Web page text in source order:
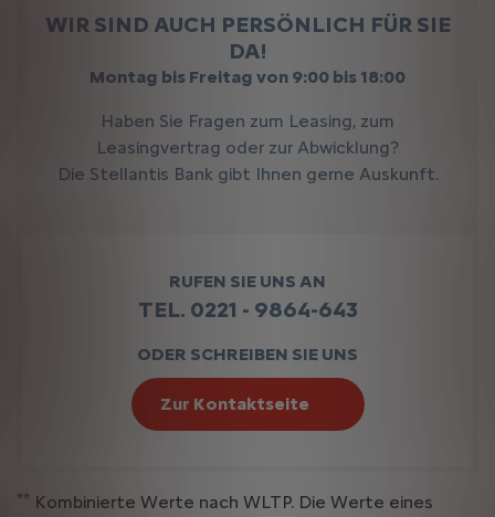
WIR SIND AUCH PERSÖNLICH FÜR SIE
DA!
Montag bis Freitag von 9:00 bis 18:00
Haben Sie Fragen zum Leasing, zum
Leasingvertrag oder zur Abwicklung?
Die Stellantis Bank gibt Ihnen gerne Auskunft.
RUFEN SIE UNS AN
TEL. 0221 - 9864-643
ODER SCHREIBEN SIE UNS
Zur Kontaktseite
** Kombinierte Werte nach WLTP. Die Werte eines